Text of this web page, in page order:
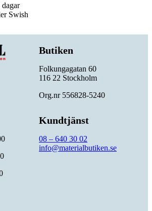
Swish
Butiken
Folkungagatan 60
116 22 Stockholm
Org.nr 556828-5240
Kundtjänst
08 – 640 30 02
info@materialbutiken.se